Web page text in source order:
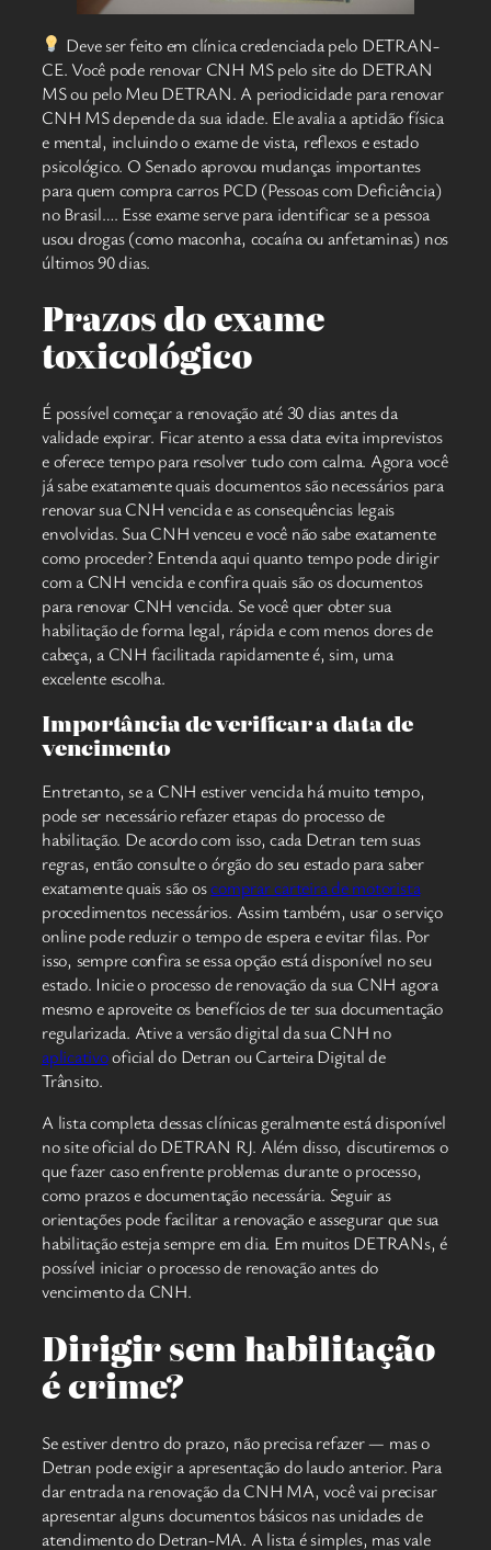
Deve ser feito em clínica credenciada pelo DETRAN-
CE. Você pode renovar CNH MS pelo site do DETRAN
MS ou pelo Meu DETRAN. A periodicidade para renovar
CNH MS depende da sua idade. Ele avalia a aptidão física
e mental, incluindo o exame de vista, reflexos e estado
psicológico. O Senado aprovou mudanças importantes
para quem compra carros PCD (Pessoas com Deficiência)
no Brasil…. Esse exame serve para identificar se a pessoa
usou drogas (como maconha, cocaína ou anfetaminas) nos
últimos 90 dias.
Prazos do exame
toxicológico
É possível começar a renovação até 30 dias antes da
validade expirar. Ficar atento a essa data evita imprevistos
e oferece tempo para resolver tudo com calma. Agora você
já sabe exatamente quais documentos são necessários para
renovar sua CNH vencida e as consequências legais
envolvidas. Sua CNH venceu e você não sabe exatamente
como proceder? Entenda aqui quanto tempo pode dirigir
com a CNH vencida e confira quais são os documentos
para renovar CNH vencida. Se você quer obter sua
habilitação de forma legal, rápida e com menos dores de
cabeça, a CNH facilitada rapidamente é, sim, uma
excelente escolha.
Importância de verificar a data de
vencimento
Entretanto, se a CNH estiver vencida há muito tempo,
pode ser necessário refazer etapas do processo de
habilitação. De acordo com isso, cada Detran tem suas
regras, então consulte o órgão do seu estado para saber
exatamente quais são oscomprar carteira de motorista
procedimentos necessários. Assim também, usar o serviço
online pode reduzir o tempo de espera e evitar filas. Por
isso, sempre confira se essa opção está disponível no seu
estado. Inicie o processo de renovação da sua CNH agora
mesmo e aproveite os benefícios de ter sua documentação
regularizada. Ative a versão digital da sua CNH no
aplicativooficial do Detran ou Carteira Digital de
Trânsito.
A lista completa dessas clínicas geralmente está disponível
no site oficial do DETRAN RJ. Além disso, discutiremos o
que fazer caso enfrente problemas durante o processo,
como prazos e documentação necessária. Seguir as
orientações pode facilitar a renovação e assegurar que sua
habilitação esteja sempre em dia. Em muitos DETRANs, é
possível iniciar o processo de renovação antes do
vencimento da CNH.
Dirigir sem habilitação
é crime?
Se estiver dentro do prazo, não precisa refazer — mas o
Detran pode exigir a apresentação do laudo anterior. Para
dar entrada na renovação da CNH MA, você vai precisar
apresentar alguns documentos básicos nas unidades de
atendimento do Detran-MA. A lista é simples, mas vale